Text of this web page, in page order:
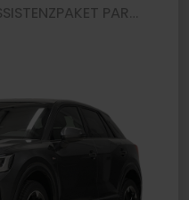
Q2 S Line 35 AHK PANO ASSISTENZPAKET PARKEN LM18